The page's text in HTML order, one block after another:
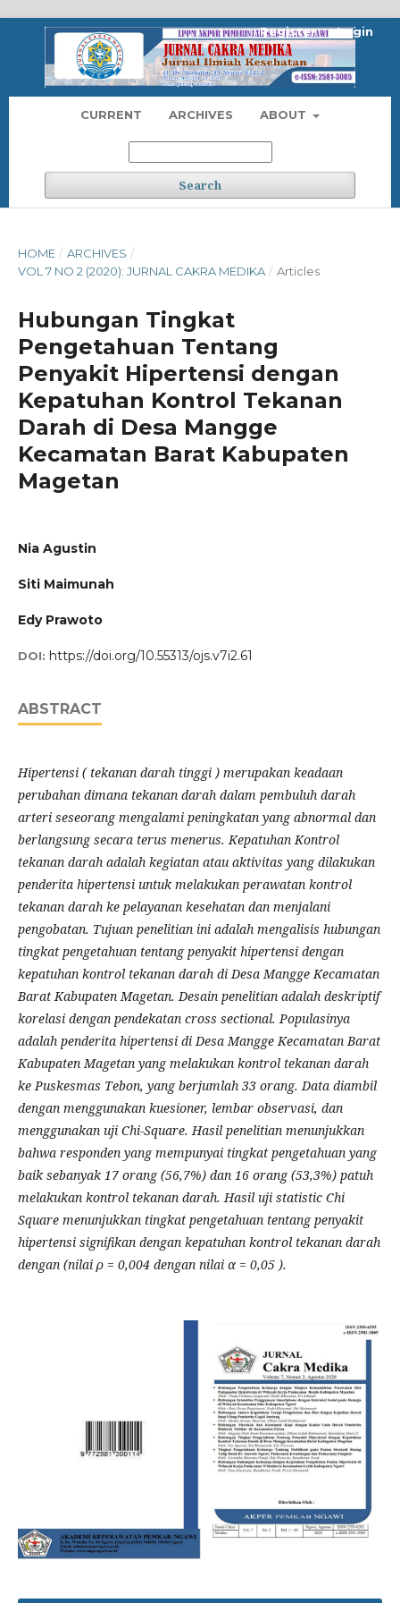
CURRENT ARCHIVES ABOUT
Search
Register Login
HOME / ARCHIVES /
VOL 7 NO 2 (2020): JURNAL CAKRA MEDIKA / Articles
Hubungan Tingkat
Pengetahuan Tentang
Penyakit Hipertensi dengan
Kepatuhan Kontrol Tekanan
Darah di Desa Mangge
Kecamatan Barat Kabupaten
Magetan
Nia Agustin
Siti Maimunah
Edy Prawoto
DOI: https://doi.org/10.55313/ojs.v7i2.61
ABSTRACT
Hipertensi ( tekanan darah tinggi ) merupakan keadaan
perubahan dimana tekanan darah dalam pembuluh darah
arteri seseorang mengalami peningkatan yang abnormal dan
berlangsung secara terus menerus. Kepatuhan Kontrol
tekanan darah adalah kegiatan atau aktivitas yang dilakukan
penderita hipertensi untuk melakukan perawatan kontrol
tekanan darah ke pelayanan kesehatan dan menjalani
pengobatan. Tujuan penelitian ini adalah mengalisis hubungan
tingkat pengetahuan tentang penyakit hipertensi dengan
kepatuhan kontrol tekanan darah di Desa Mangge Kecamatan
Barat Kabupaten Magetan. Desain penelitian adalah deskriptif
korelasi dengan pendekatan cross sectional. Populasinya
adalah penderita hipertensi di Desa Mangge Kecamatan Barat
Kabupaten Magetan yang melakukan kontrol tekanan darah
ke Puskesmas Tebon, yang berjumlah 33 orang. Data diambil
dengan menggunakan kuesioner, lembar observasi, dan
menggunakan uji Chi-Square. Hasil penelitian menunjukkan
bahwa responden yang mempunyai tingkat pengetahuan yang
baik sebanyak 17 orang (56,7%) dan 16 orang (53,3%) patuh
melakukan kontrol tekanan darah. Hasil uji statistic Chi
Square menunjukkan tingkat pengetahuan tentang penyakit
hipertensi signifikan dengan kepatuhan kontrol tekanan darah
dengan (nilai ρ = 0,004 dengan nilai α = 0,05 ).